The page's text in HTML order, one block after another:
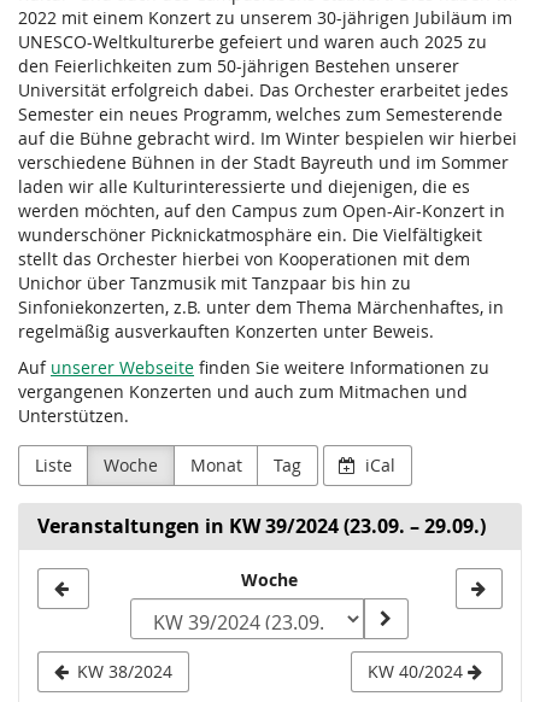
Universität
Bayreuth
e.V.
2022 mit einem Konzert zu unserem 30-jährigen Jubiläum im
UNESCO-Weltkulturerbe gefeiert und waren auch 2025 zu
den Feierlichkeiten zum 50-jährigen Bestehen unserer
Universität erfolgreich dabei. Das Orchester erarbeitet jedes
Semester ein neues Programm, welches zum Semesterende
auf die Bühne gebracht wird. Im Winter bespielen wir hierbei
verschiedene Bühnen in der Stadt Bayreuth und im Sommer
laden wir alle Kulturinteressierte und diejenigen, die es
werden möchten, auf den Campus zum Open-Air-Konzert in
wunderschöner Picknickatmosphäre ein. Die Vielfältigkeit
stellt das Orchester hierbei von Kooperationen mit dem
Unichor über Tanzmusik mit Tanzpaar bis hin zu
Sinfoniekonzerten, z.B. unter dem Thema Märchenhaftes, in
regelmäßig ausverkauften Konzerten unter Beweis.
Auf unserer Webseite finden Sie weitere Informationen zu
vergangenen Konzerten und auch zum Mitmachen und
Unterstützen.
Liste Woche Monat Tag iCal
Veranstaltungen in KW 39/2024 (23.09. – 29.09.)
zur
Anzeige
auswählen
Woche
KW 38/2024 KW 40/2024